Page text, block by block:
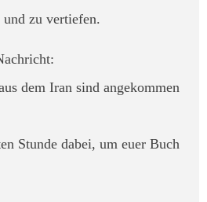
und zu vertiefen.
dem Iran sind angekommen
Stunde dabei, um euer Buch